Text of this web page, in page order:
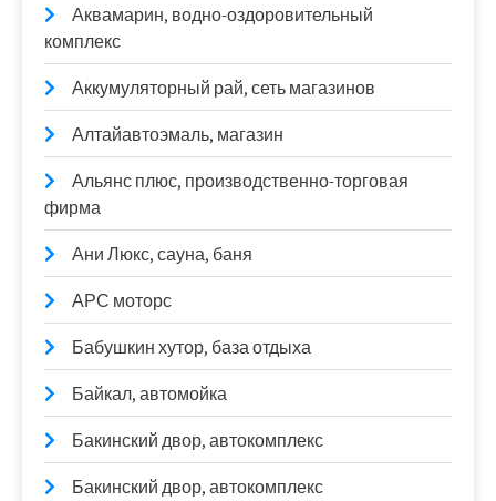
Аквамарин, водно-оздоровительный
комплекс
Аккумуляторный рай, сеть магазинов
Алтайавтоэмаль, магазин
Альянс плюс, производственно-торговая
фирма
Ани Люкс, сауна, баня
АРС моторс
Бабушкин хутор, база отдыха
Байкал, автомойка
Бакинский двор, автокомплекс
Бакинский двор, автокомплекс